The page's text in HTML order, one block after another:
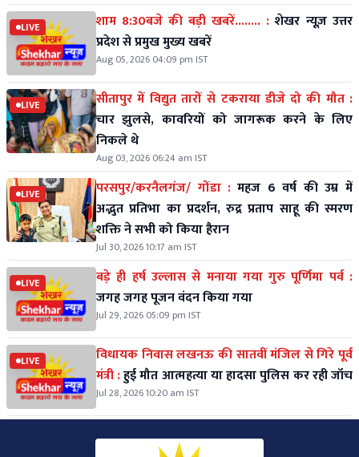
LIVE शाम 8:30बजे की बड़ी खबरें........ : शेखर न्यूज़ उत्तर
प्रदेश से प्रमुख मुख्य खबरें
Aug 05, 2026 04:09 pm IST
LIVE
सीतापुर में विद्युत तारों से टकराया डीजे दो की मौत :
चार झुलसे, कावरियों को जागरूक करने के लिए
निकले थे
Aug 03, 2026 06:24 am IST
LIVE परसपुर/करनैलगंज/ गोंडा : महज 6 वर्ष की उम्र में
अद्भुत प्रतिभा का प्रदर्शन, रुद्र प्रताप साहू की स्मरण
शक्ति ने सभी को किया हैरान
Jul 30, 2026 10:17 am IST
LIVE
बड़े ही हर्ष उल्लास से मनाया गया गुरु पूर्णिमा पर्व :
जगह जगह पूजन वंदन किया गया
Jul 29, 2026 05:09 pm IST
LIVE
विधायक निवास लखनऊ की सातवीं मंजिल से गिरे पूर्व
मंत्री :हुई मौत आत्महत्या या हादसा पुलिस कर रही जॉच
Jul 28, 2026 10:20 am IST